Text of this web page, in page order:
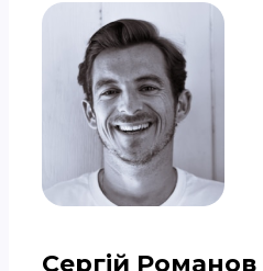
Сергій Романов